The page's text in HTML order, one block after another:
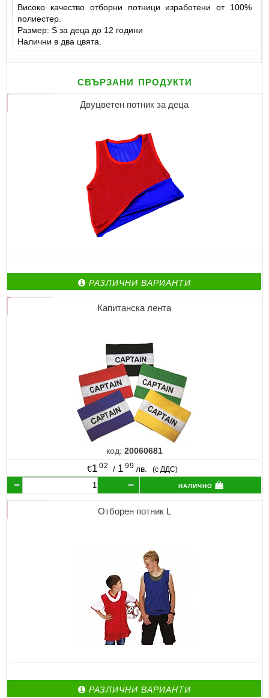
Високо качество отборни потници изработени от 100%
полиестер.
Размер: S за деца до 12 години
Налични в два цвята.
свързани продукти
Двуцветен потник за деца
РАЗЛИЧНИ ВАРИАНТИ
Капитанска лента
код: 20060681
€1 02 / 1 99 лв. (с ДДС)
налично
Отборен потник L
РАЗЛИЧНИ ВАРИАНТИ